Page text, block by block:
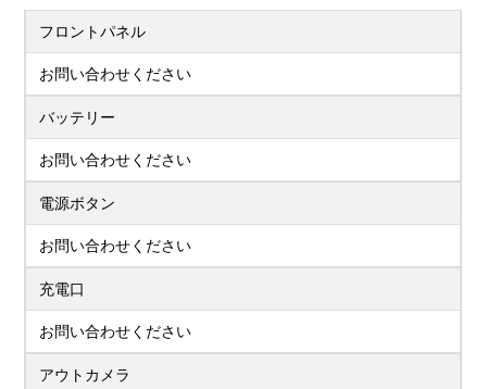
フロントパネル
お問い合わせください
バッテリー
お問い合わせください
電源ボタン
お問い合わせください
充電口
お問い合わせください
アウトカメラ